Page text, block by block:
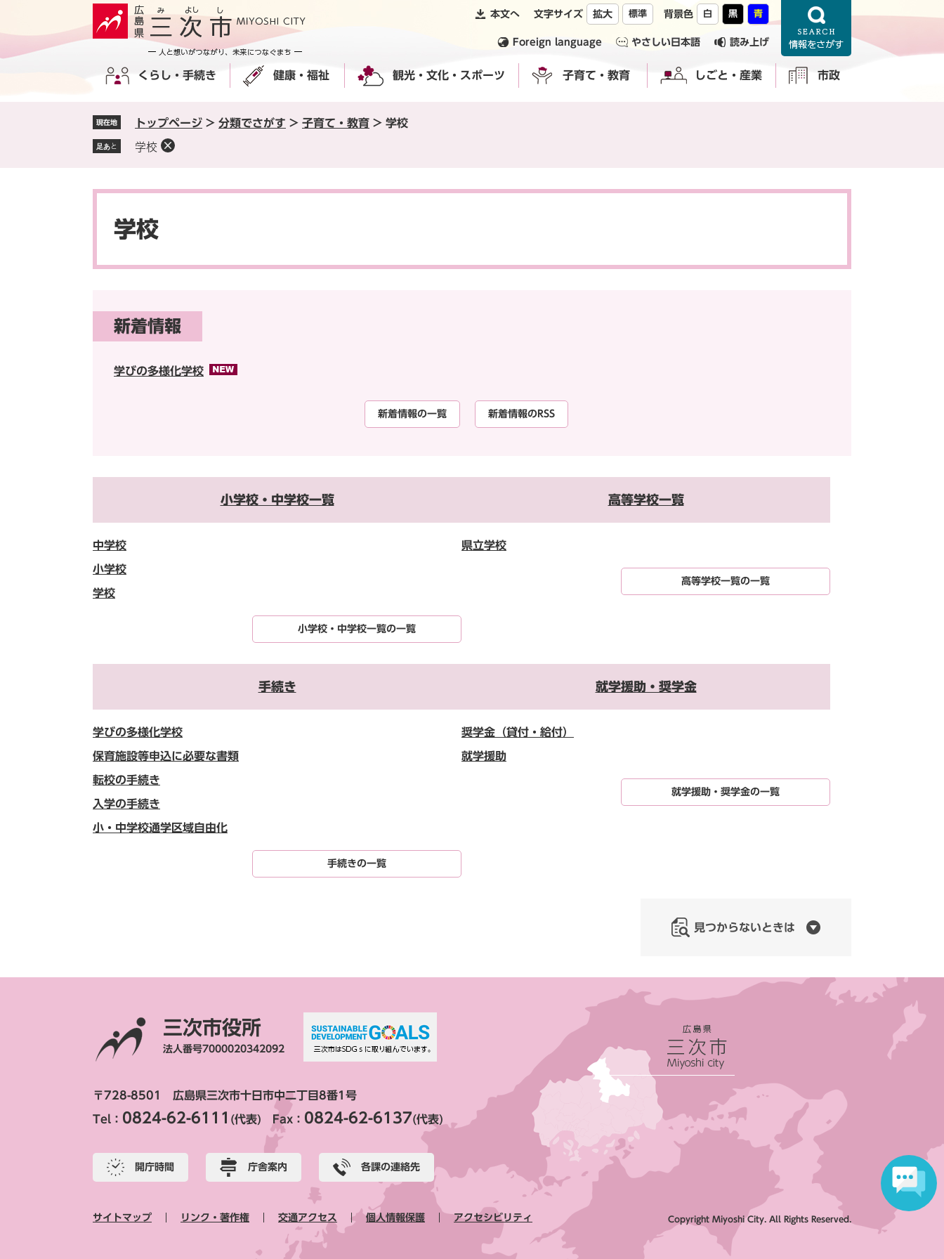
の
ー
本文へ 文字サイズ 拡大 標準 背景色 白 黒 青
Foreign language やさしい日本語 読み上げ
くらし・手続き 健康・福祉 観光・文化・スポーツ 子育て・教育 しごと・産業 市政
現在地 トップページ > 分類でさがす > 子育て・教育 > 学校
足あと 学校
学校
新着情報
学びの多様化学校
新着情報の一覧 新着情報のRSS
小学校・中学校一覧
中学校
小学校
学校
小学校・中学校一覧の一覧
高等学校一覧
県立学校
高等学校一覧の一覧
手続き
学びの多様化学校
保育施設等申込に必要な書類
転校の手続き
入学の手続き
小・中学校通学区域自由化
手続きの一覧
就学援助・奨学金
奨学金（貸付・給付）
就学援助
就学援助・奨学金の一覧
見つからないときは
三次市役所
法人番号7000020342092
〒728-8501 広島県三次市十日市中二丁目8番1号
Tel： 0824-62-6111 (代表) Fax： 0824-62-6137(代表)
開庁時間 庁舎案内 各課の連絡先
サイトマップ リンク・著作権 交通アクセス 個人情報保護 アクセシビリティ Copyright Miyoshi City. All Rights Reserved.